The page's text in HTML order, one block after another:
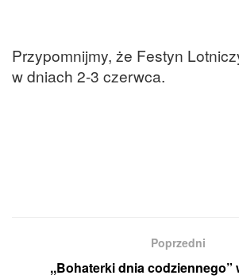
Przypomnijmy, że Festyn
w dniach 2-3 czerwca.
Poprzedni
,,Bohaterki dnia codziennego”